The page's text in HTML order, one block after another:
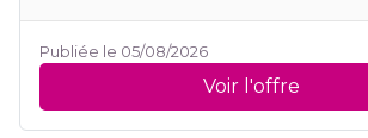
Publiée le 05/08/2026
Voir l'offre